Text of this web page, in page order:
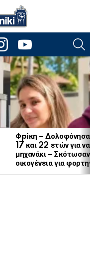
instagramyoutube
Φpiκη –
17 και 22 ετών για
μηχανάκι – Σκότωσαν
οικογένεια για